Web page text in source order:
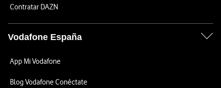
Contratar DAZN
Vodafone España
App Mi Vodafone
Blog Vodafone Conéctate